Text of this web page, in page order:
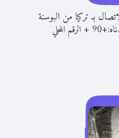
بـ تركيا من البوسنة
+
90
+الرقم المحلي